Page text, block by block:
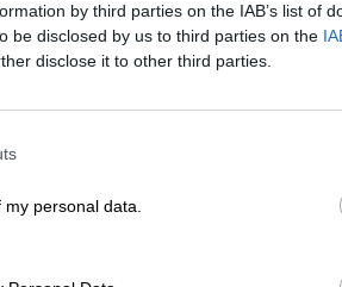
by third parties on the IAB’s list of
be disclosed by us to third parties on the
disclose it to other third parties.
personal data.